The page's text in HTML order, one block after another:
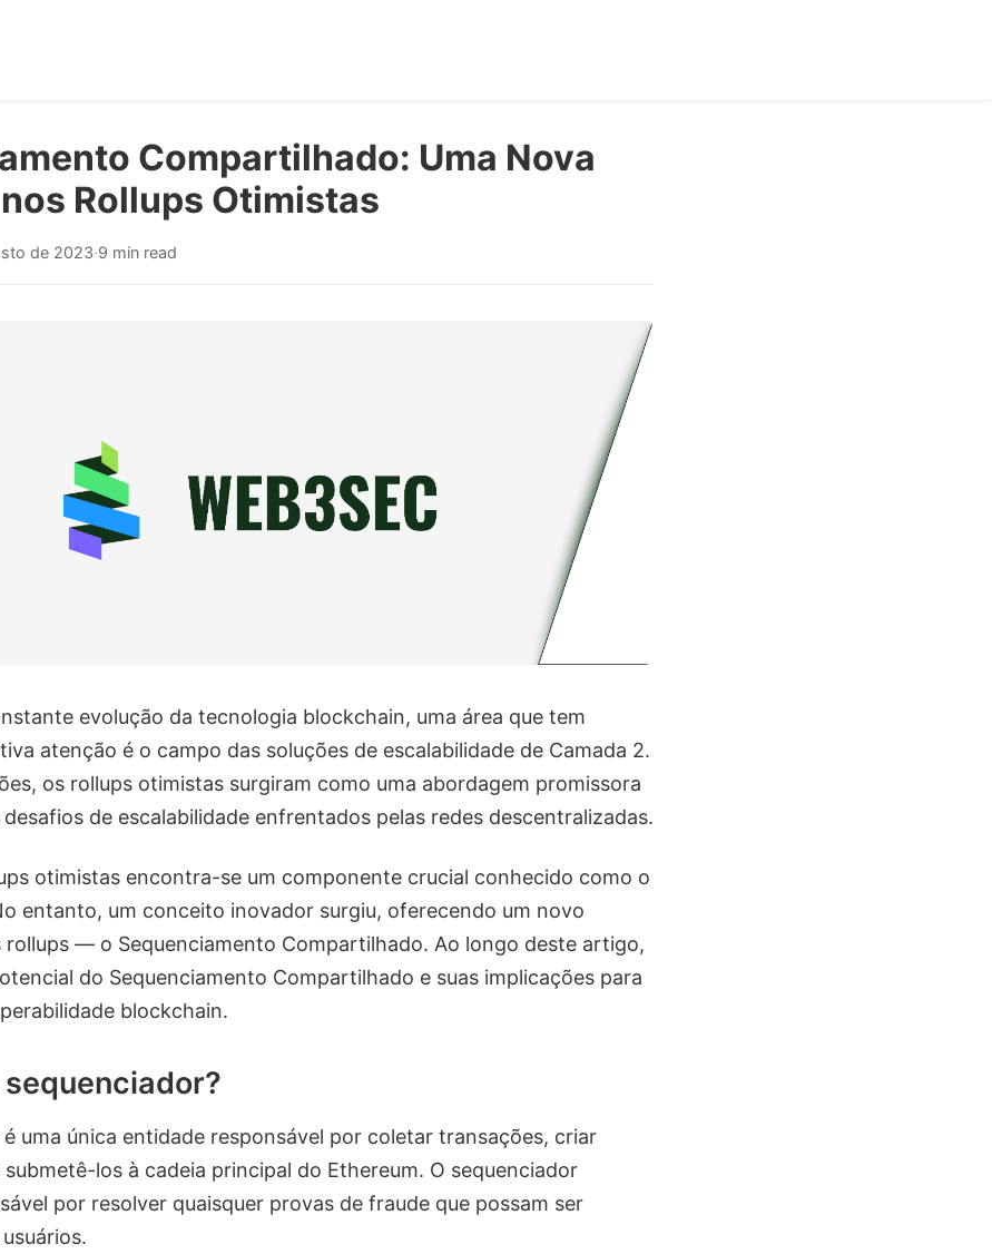
Compartilhado: Uma Nova
Rollups Otimistas
de 2023·9 min read
evolução da tecnologia blockchain, uma área que tem
atenção é o campo das soluções de escalabilidade de Camada 2.
os rollups otimistas surgiram como uma abordagem promissora
de escalabilidade enfrentados pelas redes descentralizadas.
otimistas encontra-se um componente crucial conhecido como o
entanto, um conceito inovador surgiu, oferecendo um novo
rollups — o Sequenciamento Compartilhado. Ao longo deste artigo,
do Sequenciamento Compartilhado e suas implicações para
blockchain.
sequenciador?
uma única entidade responsável por coletar transações, criar
los à cadeia principal do Ethereum. O sequenciador
por resolver quaisquer provas de fraude que possam ser